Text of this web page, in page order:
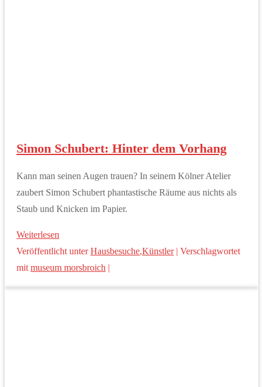
Simon Schubert: Hinter dem Vorhang
Kann man seinen Augen trauen? In seinem Kölner Atelier
zaubert Simon Schubert phantastische Räume aus nichts als
Staub und Knicken im Papier.
Weiterlesen
Veröffentlicht unter Hausbesuche,Künstler| Verschlagwortet
mit museum morsbroich